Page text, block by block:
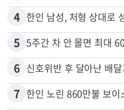
4
5 5주간 차 안 몰면 최대
6
7